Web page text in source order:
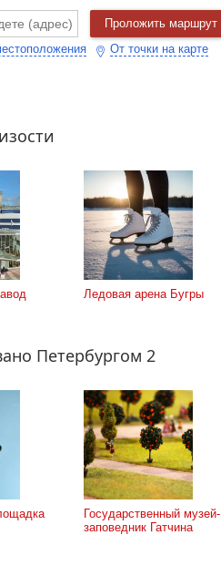
Проложить маршрут
От точки на карте
Ледовая арена Бугры
Петербургом 2
Государственный музей-
заповедник Гатчина